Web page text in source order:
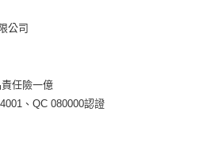
公司
任險一億
、QC 080000認證